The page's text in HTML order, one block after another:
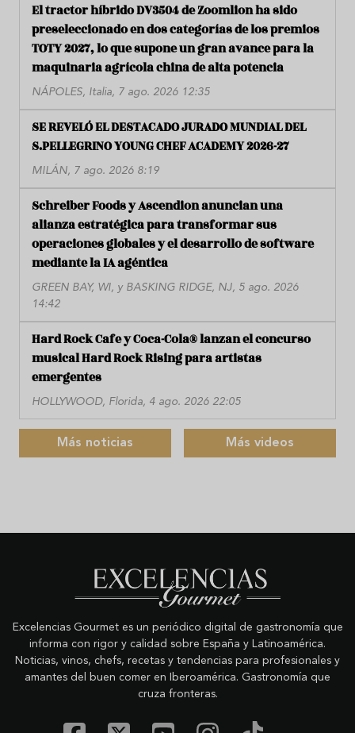
El tractor híbrido DV3504 de Zoomlion ha sido
preseleccionado en dos categorías de los premios
TOTY 2027, lo que supone un gran avance para la
maquinaria agrícola china de alta potencia
NÁPOLES, Italia, 7 ago. 2026 12:35
SE REVELÓ EL DESTACADO JURADO MUNDIAL DEL
S.PELLEGRINO YOUNG CHEF ACADEMY 2026-27
MILÁN, 7 ago. 2026 8:19
Schreiber Foods y Ascendion anuncian una
alianza estratégica para transformar sus
operaciones globales y el desarrollo de software
mediante la IA agéntica
GREEN BAY, WI, y BASKING RIDGE, NJ, 5 ago. 2026
14:42
Hard Rock Cafe y Coca-Cola® lanzan el concurso
musical Hard Rock Rising para artistas
emergentes
HOLLYWOOD, Florida, 4 ago. 2026 22:05
Más noticias Más videos
Excelencias Gourmet es un periódico digital de gastronomía que
informa con rigor y calidad sobre España y Latinoamérica.
Noticias, vinos, chefs, recetas y tendencias para profesionales y
amantes del buen comer en Iberoamérica. Gastronomía que
cruza fronteras.